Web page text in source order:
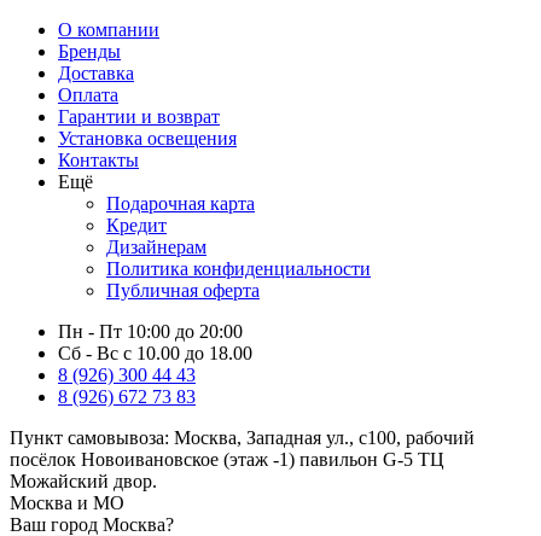
О компании
Бренды
Доставка
Оплата
Гарантии и возврат
Установка освещения
Контакты
Ещё
Подарочная карта
Кредит
Дизайнерам
Политика конфиденциальности
Публичная оферта
Пн - Пт 10:00 до 20:00
Сб - Вс с 10.00 до 18.00
8 (926) 300 44 43
8 (926) 672 73 83
Пункт самовывоза: Москва, Западная ул., с100, рабочий
посёлок Новоивановское (этаж -1) павильон G-5 ТЦ
Можайский двор.
Москва и МО
Ваш город Москва?